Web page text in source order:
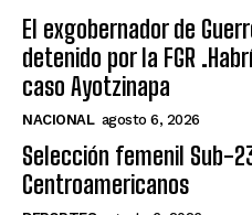
El exgobernador de
detenido por la FGR
caso Ayotzinapa
NACIONAL agosto 6, 2026
Selección femenil Sub-
Centroamericanos